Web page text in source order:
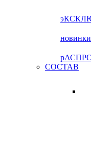
новинки
СОСТАВ